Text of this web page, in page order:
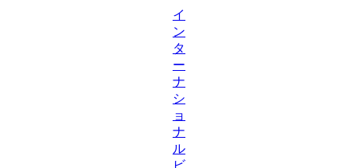
イ
ン
タ
ー
ナ
シ
ョ
ナ
ル
ビ